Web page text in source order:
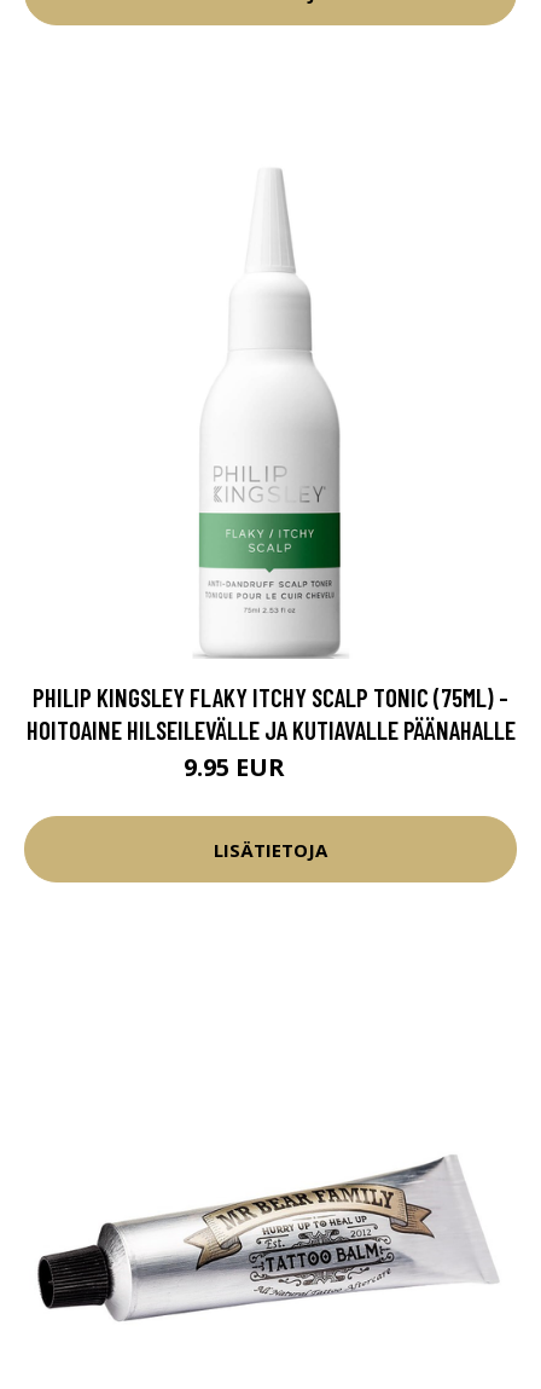
PHILIP KINGSLEY FLAKY ITCHY SCALP TONIC (75ML) -
HOITOAINE HILSEILEVÄLLE JA KUTIAVALLE PÄÄNAHALLE
9.95 EUR
LISÄTIETOJA